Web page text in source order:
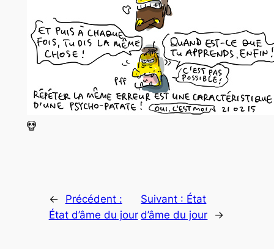
←
Précédent :
État d’âme du jour
Suivant : État
d’âme du jour
→